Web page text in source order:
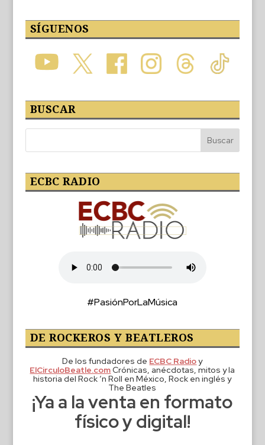
SÍGUENOS
BUSCAR
ECBC RADIO
#PasiónPorLaMúsica
DE ROCKEROS Y BEATLEROS
De los fundadores de ECBC Radioy
ElCirculoBeatle.comCrónicas, anécdotas, mitos y la
historia del Rock ‘n Roll en México, Rock en inglés y
The Beatles
¡Ya a la venta en formato
físico y digital!